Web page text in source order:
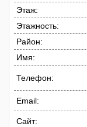
Этаж:
Этажность:
Район:
Имя:
Телефон:
Email:
Сайт: